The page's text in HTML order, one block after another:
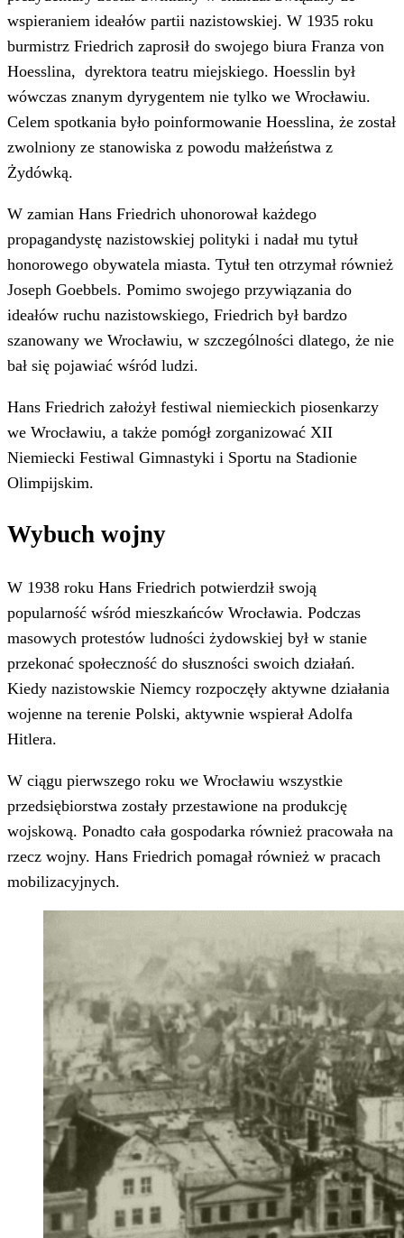
wspieraniem ideałów partii nazistowskiej. W 1935 roku
burmistrz Friedrich zaprosił do swojego biura Franza von
Hoesslina, dyrektora teatru miejskiego. Hoesslin był
wówczas znanym dyrygentem nie tylko we Wrocławiu.
Celem spotkania było poinformowanie Hoesslina, że został
zwolniony ze stanowiska z powodu małżeństwa z
Żydówką.
W zamian Hans Friedrich uhonorował każdego
propagandystę nazistowskiej polityki i nadał mu tytuł
honorowego obywatela miasta. Tytuł ten otrzymał również
Joseph Goebbels. Pomimo swojego przywiązania do
ideałów ruchu nazistowskiego, Friedrich był bardzo
szanowany we Wrocławiu, w szczególności dlatego, że nie
bał się pojawiać wśród ludzi.
Hans Friedrich założył festiwal niemieckich piosenkarzy
we Wrocławiu, a także pomógł zorganizować XII
Niemiecki Festiwal Gimnastyki i Sportu na Stadionie
Olimpijskim.
Wybuch wojny
W 1938 roku Hans Friedrich potwierdził swoją
popularność wśród mieszkańców Wrocławia. Podczas
masowych protestów ludności żydowskiej był w stanie
przekonać społeczność do słuszności swoich działań.
Kiedy nazistowskie Niemcy rozpoczęły aktywne działania
wojenne na terenie Polski, aktywnie wspierał Adolfa
Hitlera.
W ciągu pierwszego roku we Wrocławiu wszystkie
przedsiębiorstwa zostały przestawione na produkcję
wojskową. Ponadto cała gospodarka również pracowała na
rzecz wojny. Hans Friedrich pomagał również w pracach
mobilizacyjnych.